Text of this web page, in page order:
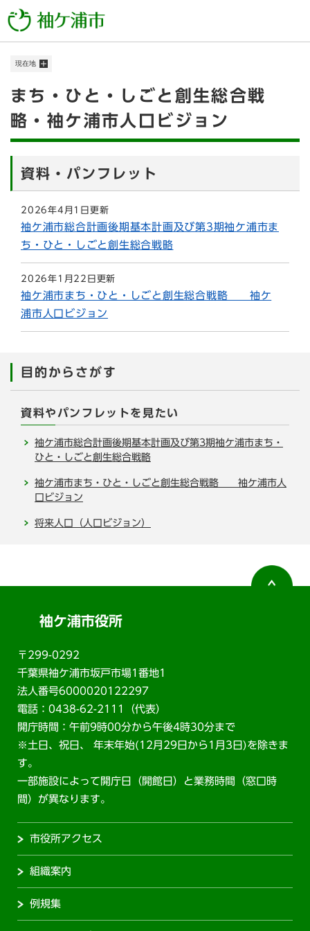
ー
メニューを飛ばして本文へ
現在地
本
文
まち・ひと・しごと創生総合戦
略・袖ケ浦市人口ビジョン
資料・パンフレット
2026年4月1日更新
袖ケ浦市総合計画後期基本計画及び第3期袖ケ浦市ま
ち・ひと・しごと創生総合戦略
2026年1月22日更新
袖ケ浦市まち・ひと・しごと創生総合戦略 袖ケ
浦市人口ビジョン
目的からさがす
資料やパンフレットを見たい
袖ケ浦市総合計画後期基本計画及び第3期袖ケ浦市まち・
ひと・しごと創生総合戦略
袖ケ浦市まち・ひと・しごと創生総合戦略 袖ケ浦市人
口ビジョン
将来人口（人口ビジョン）
袖ケ浦市役所
〒299-0292
千葉県袖ケ浦市坂戸市場1番地1
法人番号6000020122297
電話：0438-62-2111（代表）
開庁時間：午前9時00分から午後4時30分まで
※土日、祝日、 年末年始(12月29日から1月3日)を除きま
す。
一部施設によって開庁日（開館日）と業務時間（窓口時
間）が異なります。
市役所アクセス
組織案内
例規集